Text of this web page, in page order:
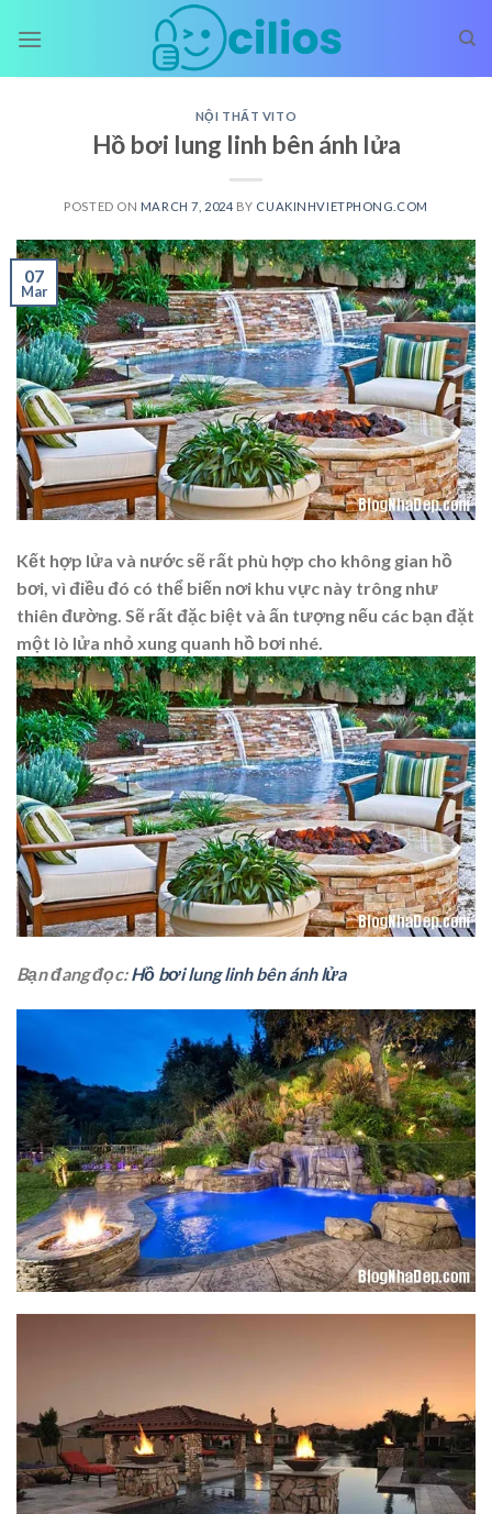
NỘI THẤT VITO
Hồ bơi lung linh bên ánh lửa
POSTED ON MARCH 7, 2024 BY CUAKINHVIETPHONG.COM
07
Mar
Kết hợp lửa và nước sẽ rất phù hợp cho không gian hồ
bơi, vì điều đó có thể biến nơi khu vực này trông như
thiên đường. Sẽ rất đặc biệt và ấn tượng nếu các bạn đặt
một lò lửa nhỏ xung quanh hồ bơi nhé.
Bạn đang đọc:Hồ bơi lung linh bên ánh lửa